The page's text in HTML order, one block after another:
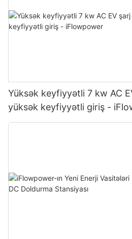
Yüksək keyfiyyətli 7 kw AC
yüksək keyfiyyətli giriş -